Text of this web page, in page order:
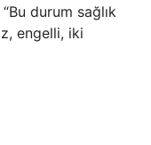
durum sağlık
engelli, iki